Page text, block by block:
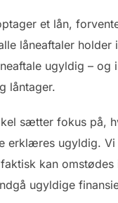
et lån,
låneaftaler
ugyldig –
låntager.
sætter fokus på,
erklæres ugyldig.
kan
ugyldige